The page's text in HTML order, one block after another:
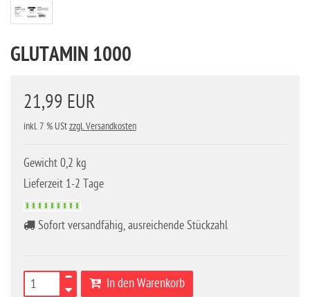
GLUTAMIN 1000
21,99 EUR
inkl. 7 % UStzzgl. Versandkosten
Gewicht 0,2 kg
Lieferzeit 1-2 Tage
Sofort versandfähig, ausreichende Stückzahl
In den Warenkorb